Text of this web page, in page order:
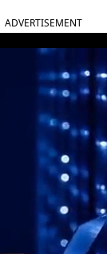
ADVERTISEMENT